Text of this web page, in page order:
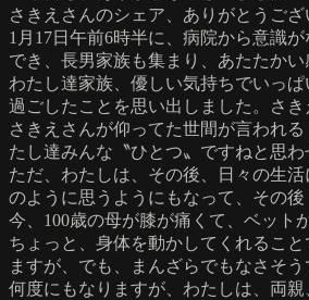
さきえさんのシェア、ありがとうご
1月17日午前6時半に、病院から意識
でき、長男家族も集まり、あたたか
わたし達家族、優しい気持ちでいっ
過ごしたことを思い出しました。さ
さきえさんが仰ってた世間が言われ
たし達みんな〝ひとつ〟ですねと思
ただ、わたしは、その後、日々の生
のように思うようにもなって、その
今、100歳の母が膝が痛くて、ベット
ちょっと、身体を動かしてくれるこ
ますが、でも、まんざらでもなさそ
何度にもなりますが、わたしは、両